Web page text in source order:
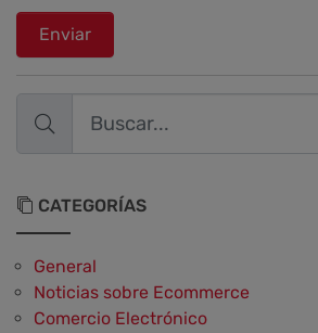
Enviar
CATEGORÍAS
General
Noticias sobre Ecommerce
Comercio Electrónico